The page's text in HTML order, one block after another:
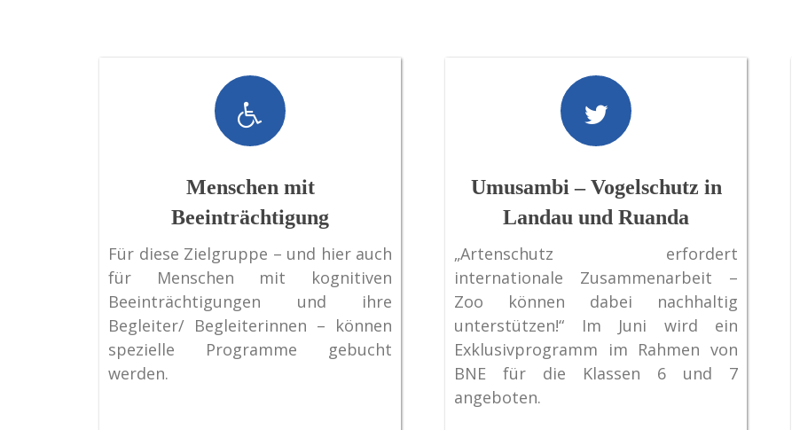
Menschen mit
Beeinträchtigung
Für diese Zielgruppe – und hier auch
für Menschen mit kognitiven
Beeinträchtigungen und ihre
Begleiter/ Begleiterinnen – können
spezielle Programme gebucht
werden.
Umusambi – Vogelschutz in
Landau und Ruanda
„Artenschutz erfordert
internationale Zusammenarbeit –
Zoo können dabei nachhaltig
unterstützen!“ Im Juni wird ein
Exklusivprogramm im Rahmen von
BNE für die Klassen 6 und 7
angeboten.